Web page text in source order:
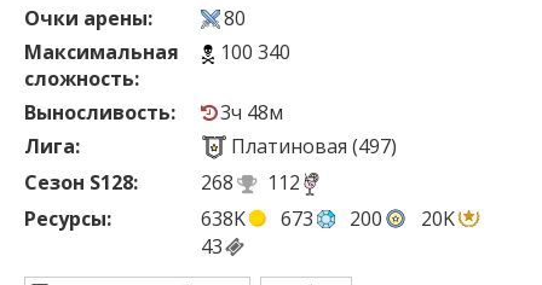
Очки арены:
80
Максимальная
сложность:
100 340
Выносливость:
3ч 48м
Лига:
Платиновая (497)
Сезон S128:
268
112
Ресурсы:
638K 673 200
20K
43